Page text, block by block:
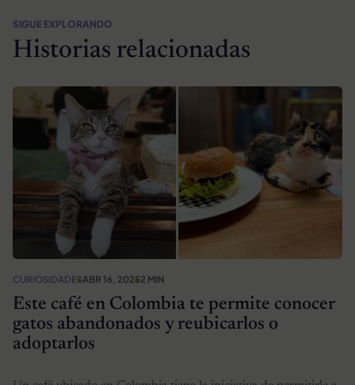
SIGUE EXPLORANDO
Historias relacionadas
CURIOSIDADESABR 16, 20252 MIN
Este café en Colombia te permite conocer
gatos abandonados y reubicarlos o
adoptarlos